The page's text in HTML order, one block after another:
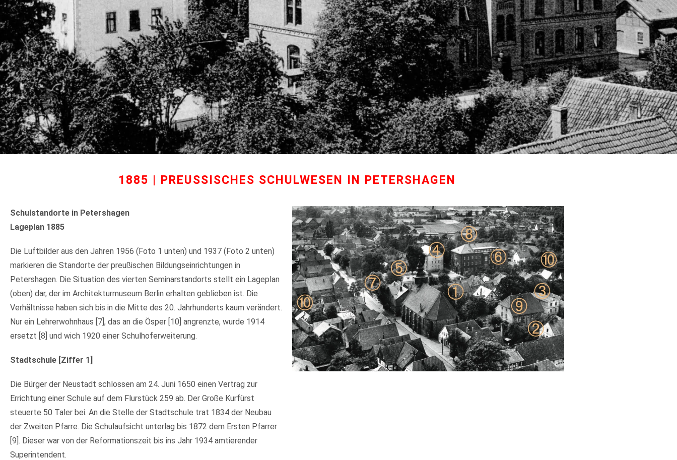
1885 | PREUSSISCHES SCHULWESEN IN PETERSHAGEN
Schulstandorte in Petershagen
Lageplan 1885
Die Luftbilder aus den Jahren 1956 (Foto 1 unten) und 1937 (Foto 2 unten)
markieren die Standorte der preußischen Bildungseinrichtungen in
Petershagen. Die Situation des vierten Seminarstandorts stellt ein Lageplan
(oben) dar, der im Architekturmuseum Berlin erhalten geblieben ist. Die
Verhältnisse haben sich bis in die Mitte des 20. Jahrhunderts kaum verändert.
Nur ein Lehrerwohnhaus [7], das an die Ösper [10] angrenzte, wurde 1914
ersetzt [8] und wich 1920 einer Schulhoferweiterung.
Stadtschule [Ziffer 1]
Die Bürger der Neustadt schlossen am 24. Juni 1650 einen Vertrag zur
Errichtung einer Schule auf dem Flurstück 259 ab. Der Große Kurfürst
steuerte 50 Taler bei. An die Stelle der Stadtschule trat 1834 der Neubau
der Zweiten Pfarre. Die Schulaufsicht unterlag bis 1872 dem Ersten Pfarrer
[9]. Dieser war von der Reformationszeit bis ins Jahr 1934 amtierender
Superintendent.